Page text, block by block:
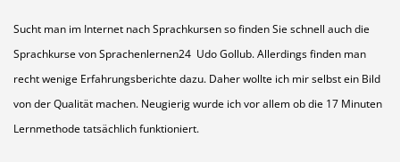
Sucht man im Internet nach Sprachkursen so finden Sie schnell auch die
Sprachkurse von Sprachenlernen24 Udo Gollub. Allerdings finden man
recht wenige Erfahrungsberichte dazu. Daher wollte ich mir selbst ein Bild
von der Qualität machen. Neugierig wurde ich vor allem ob die 17 Minuten
Lernmethode tatsächlich funktioniert.